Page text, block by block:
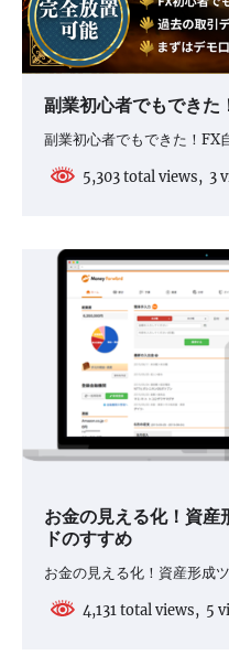
副業初心者でもでき
副業初心者でもできた！FX
5,303 total views, 3
お金の見える化！資
ドのすすめ
お金の見える化！資産形
4,131 total views, 5